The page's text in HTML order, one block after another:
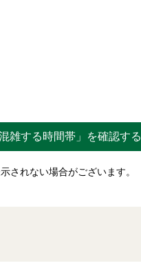
雑する時間帯」を確認する
されない場合がございます。